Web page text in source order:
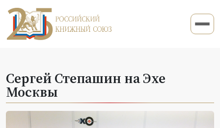
Сергей Степашин на Эхе
Москвы